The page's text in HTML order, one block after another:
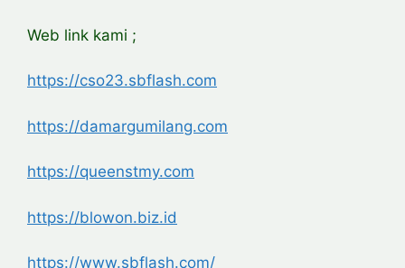
Web link kami ;
https://cso23.sbflash.com
https://damargumilang.com
https://queenstmy.com
https://blowon.biz.id
https://www.sbflash.com/